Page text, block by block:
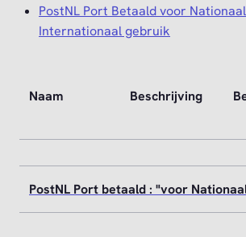
PostNL Port Betaald voor
Internationaal gebruik
Naam Beschrijving
PostNL Port betaald : "voor